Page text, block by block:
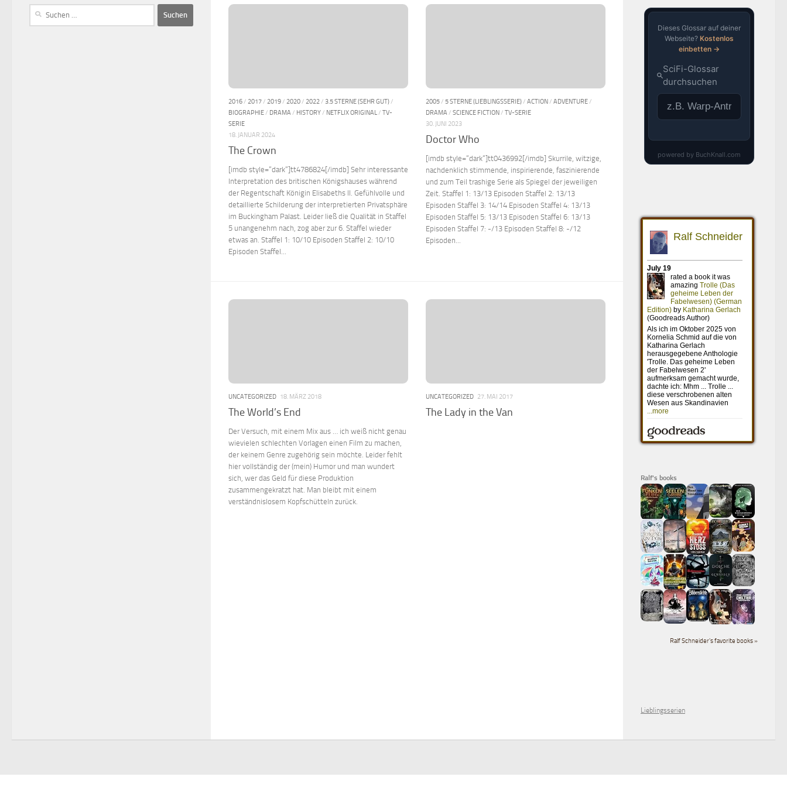
2016/ 2017/ 2019/ 2020/ 2022/ 3.5 STERNE (SEHR GUT)/
BIOGRAPHIE/ DRAMA / HISTORY/ NETFLIX ORIGINAL/ TV-
SERIE
18. JANUAR 2024
The Crown
[imdb style=“dark“]tt4786824[/imdb] Sehr interessante
Interpretation des britischen Königshauses während
der Regentschaft Königin Elisabeths II. Gefühlvolle und
detaillierte Schilderung der interpretierten Privatsphäre
im Buckingham Palast. Leider ließ die Qualität in Staffel
5 unangenehm nach, zog aber zur 6. Staffel wieder
etwas an. Staffel 1: 10/10 Episoden Staffel 2: 10/10
Episoden Staffel...
2005/ 5 STERNE (LIEBLINGSSERIE)/ ACTION/ ADVENTURE/
DRAMA / SCIENCE FICTION/ TV-SERIE
30. JUNI 2023
Doctor Who
[imdb style=“dark“]tt0436992[/imdb] Skurrile, witzige,
nachdenklich stimmende, inspirierende, faszinierende
und zum Teil trashige Serie als Spiegel der jeweiligen
Zeit. Staffel 1: 13/13 Episoden Staffel 2: 13/13
Episoden Staffel 3: 14/14 Episoden Staffel 4: 13/13
Episoden Staffel 5: 13/13 Episoden Staffel 6: 13/13
Episoden Staffel 7: -/13 Episoden Staffel 8: -/12
Episoden...
UNCATEGORIZED 18. MÄRZ 2018
The World’s End
Der Versuch, mit einem Mix aus … ich weiß nicht genau
wievielen schlechten Vorlagen einen Film zu machen,
der keinem Genre zugehörig sein möchte. Leider fehlt
hier vollständig der (mein) Humor und man wundert
sich, wer das Geld für diese Produktion
zusammengekratzt hat. Man bleibt mit einem
verständnislosem Kopfschütteln zurück.
UNCATEGORIZED 27. MAI 2017
The Lady in the Van
Ralf's books
Ralf Schneider's favorite books »
Lieblingsserien